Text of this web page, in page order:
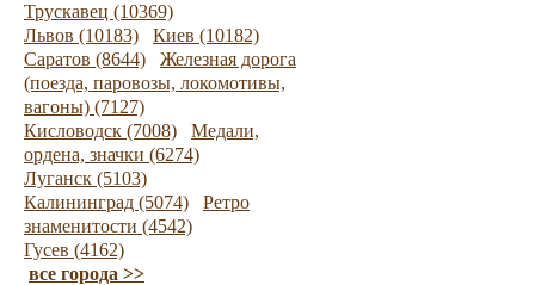
Трускавец (10369)
Львов (10183)
Киев (10182)
Саратов (8644)
Железная дорога
(поезда, паровозы, локомотивы,
вагоны) (7127)
Кисловодск (7008)
Медали,
ордена, значки (6274)
Луганск (5103)
Калининград (5074)
Ретро
знаменитости (4542)
Гусев (4162)
все города >>